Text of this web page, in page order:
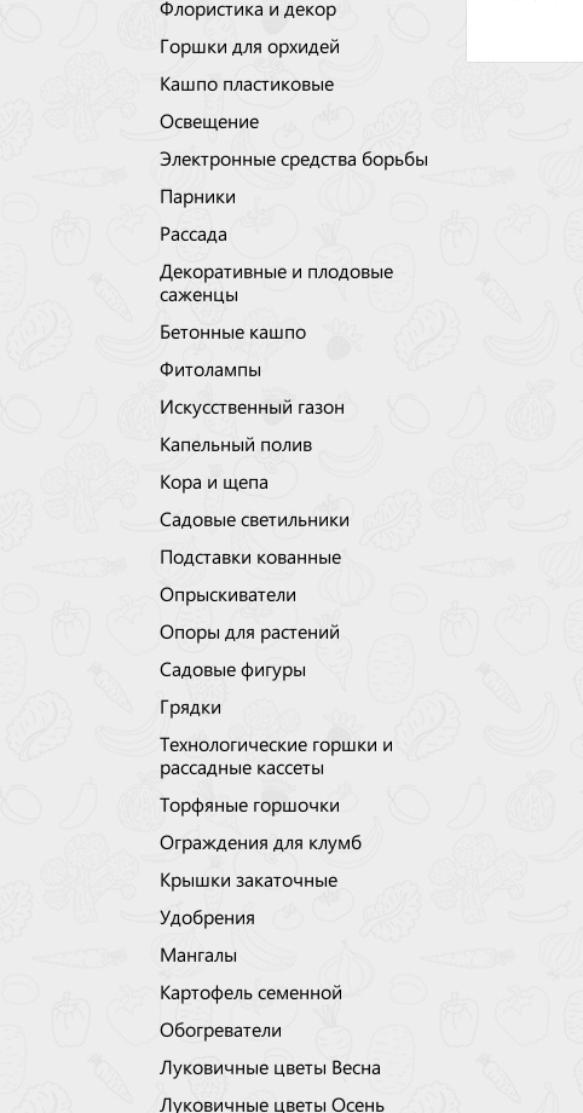
Флористика и декор
Горшки для орхидей
Кашпо пластиковые
Освещение
Электронные средства борьбы
Парники
Рассада
Декоративные и плодовые
саженцы
Бетонные кашпо
Фитолампы
Искусственный газон
Капельный полив
Кора и щепа
Садовые светильники
Подставки кованные
Опрыскиватели
Опоры для растений
Садовые фигуры
Грядки
Технологические горшки и
рассадные кассеты
Торфяные горшочки
Ограждения для клумб
Крышки закаточные
Удобрения
Мангалы
Картофель семенной
Обогреватели
Луковичные цветы Весна
Луковичные цветы Осень